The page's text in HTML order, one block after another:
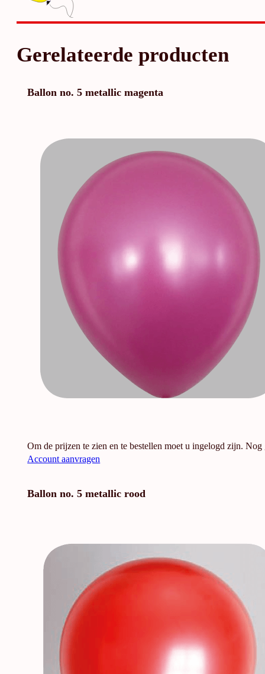
Gerelateerde producten
Ballon no. 5 metallic magenta
Om de prijzen te zien en te bestellen moet u ingelogd zijn. Nog
Account aanvragen
Ballon no. 5 metallic rood